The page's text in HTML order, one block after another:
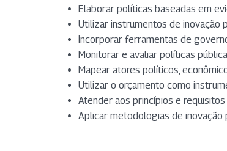
Elaborar políticas baseadas em
Utilizar instrumentos de inovação
Incorporar ferramentas de
Monitorar e avaliar políticas
Mapear atores políticos,
Utilizar o orçamento como
Atender aos princípios e
Aplicar metodologias de